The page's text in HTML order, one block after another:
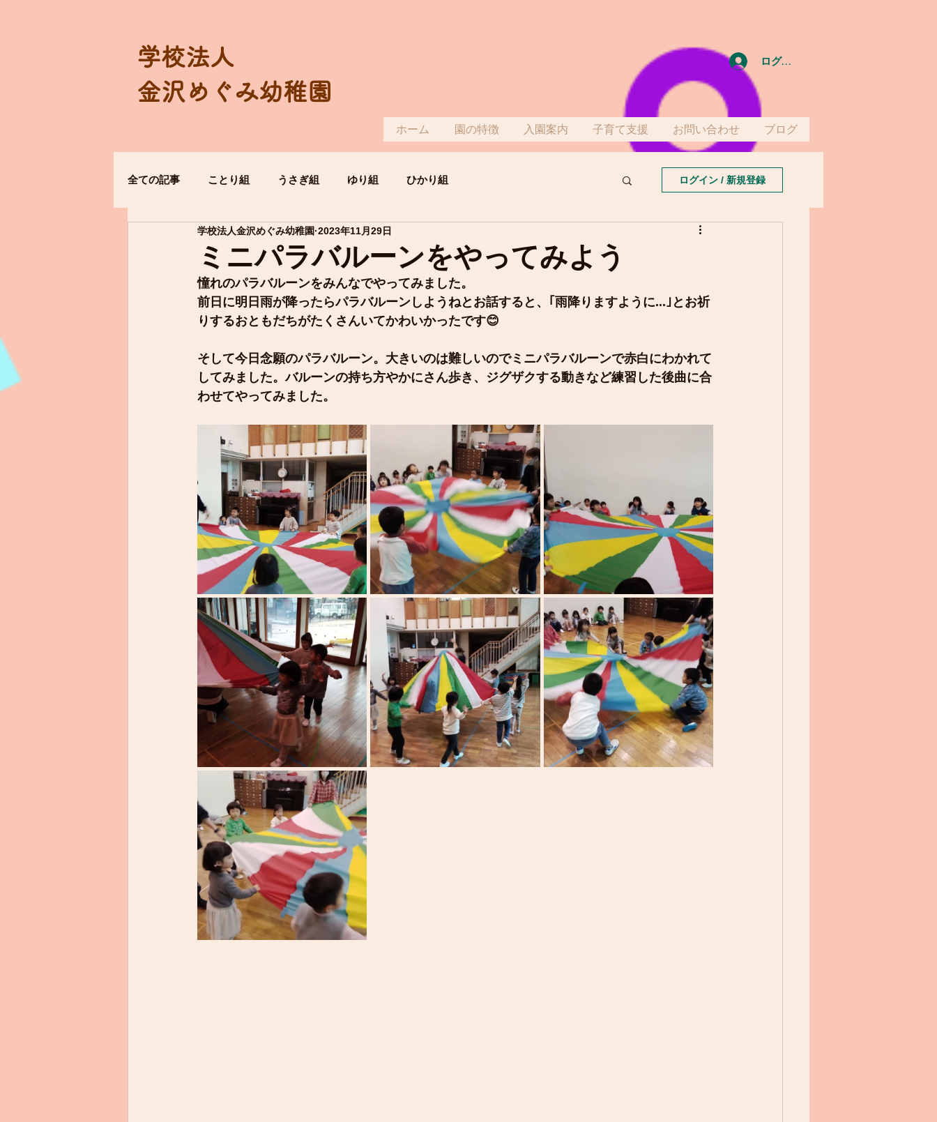
学校法人
金沢めぐみ幼稚園
ログイン
ホーム 園の特徴 入園案内 子育て支援 お問い合わせ ブログ
全ての記事 ことり組 うさぎ組 ゆり組 ひかり組 ログイン / 新規登録
ミニパラバルーンをやってみよう
学校法人金沢めぐみ幼稚園 2023年11月29日
憧れのパラバルーンをみんなでやってみました。
前日に明日雨が降ったらパラバルーンしようねとお話すると、｢雨降りますように...｣とお祈
りするおともだちがたくさんいてかわいかったです😊
そして今日念願のパラバルーン。大きいのは難しいのでミニパラバルーンで赤白にわかれて
してみました。バルーンの持ち方やかにさん歩き、ジグザクする動きなど練習した後曲に合
わせてやってみました。